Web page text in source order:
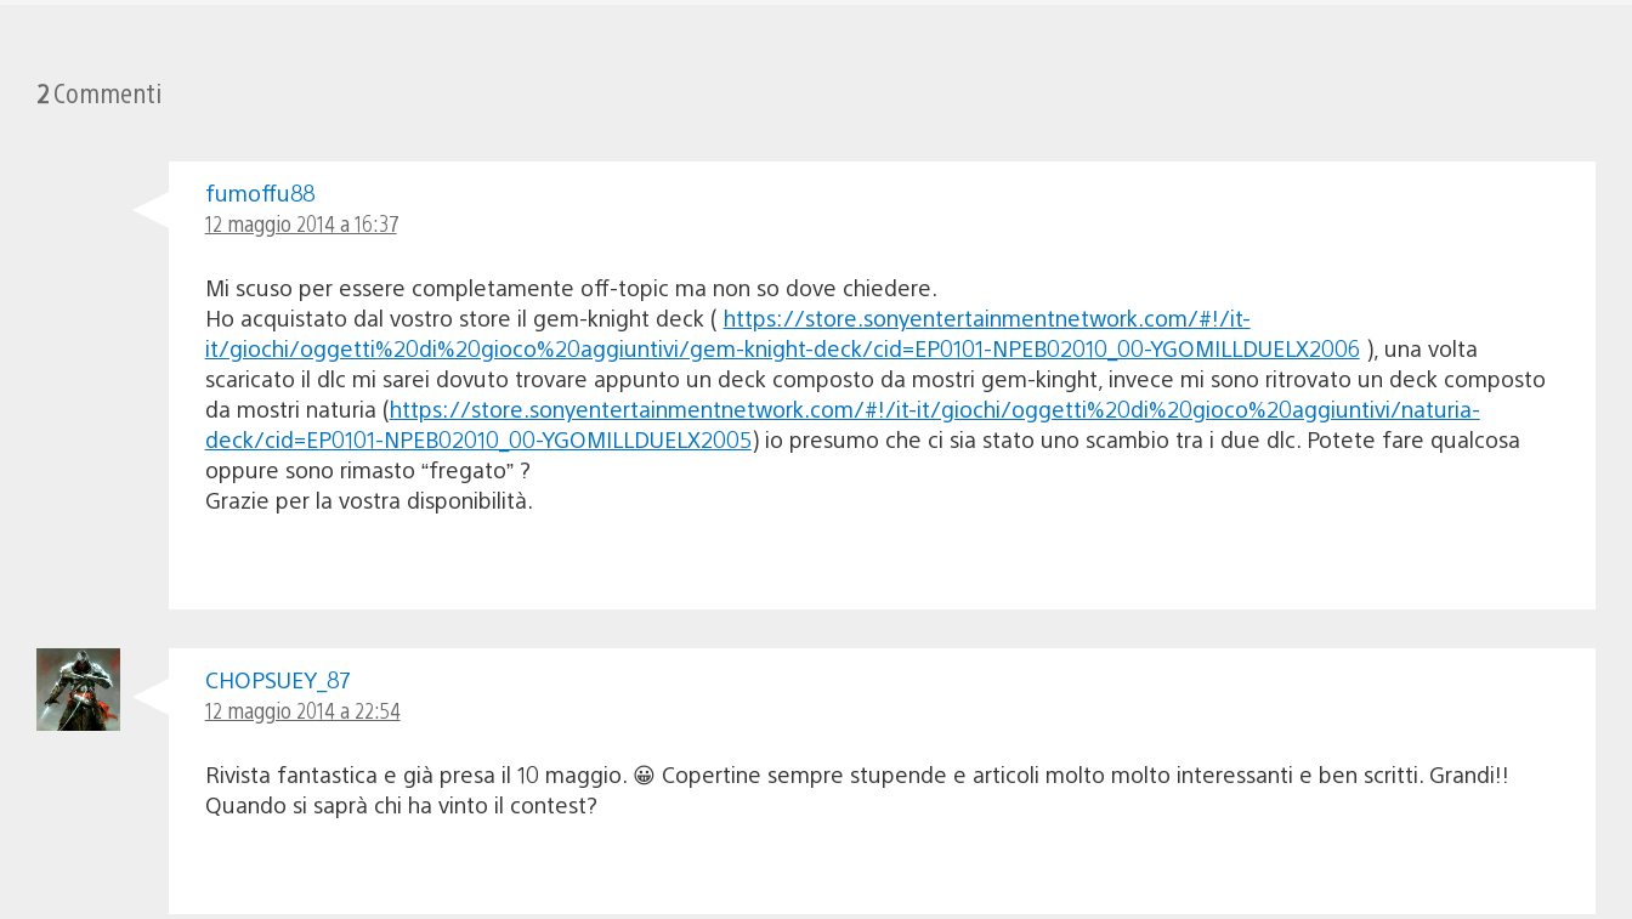
2Commenti
fumoffu88
12 maggio 2014 a 16:37
Mi scuso per essere completamente off-topic ma non so dove chiedere.
Ho acquistato dal vostro store il gem-knight deck ( https://store.sonyentertainmentnetwork.com/#!/it-
it/giochi/oggetti%20di%20gioco%20aggiuntivi/gem-knight-deck/cid=EP0101-NPEB02010_00-YGOMILLDUELX2006 ), una volta
scaricato il dlc mi sarei dovuto trovare appunto un deck composto da mostri gem-kinght, invece mi sono ritrovato un deck composto
da mostri naturia (https://store.sonyentertainmentnetwork.com/#!/it-it/giochi/oggetti%20di%20gioco%20aggiuntivi/naturia-
deck/cid=EP0101-NPEB02010_00-YGOMILLDUELX2005) io presumo che ci sia stato uno scambio tra i due dlc. Potete fare qualcosa
oppure sono rimasto “fregato” ?
Grazie per la vostra disponibilità.
CHOPSUEY_87
12 maggio 2014 a 22:54
Rivista fantastica e già presa il 10 maggio. 😀 Copertine sempre stupende e articoli molto molto interessanti e ben scritti. Grandi!!
Quando si saprà chi ha vinto il contest?